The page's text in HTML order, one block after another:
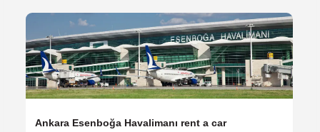
Ankara Esenboğa Havalimanı rent a car